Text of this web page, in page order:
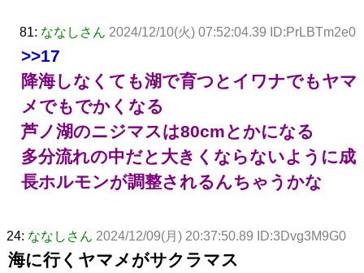
81: ななしさん 2024/12/10(火) 07:52:04.39 ID:PrLBTm2e0
>>17
降海しなくても湖で育つとイワナでもヤマ
メでもでかくなる
芦ノ湖のニジマスは80cmとかになる
多分流れの中だと大きくならないように成
長ホルモンが調整されるんちゃうかな
24: ななしさん 2024/12/09(月) 20:37:50.89 ID:3Dvg3M9G0
海に行くヤマメがサクラマス